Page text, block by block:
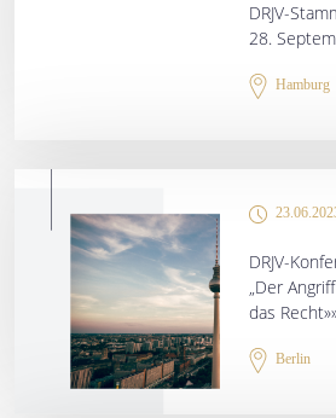
DRJV-
28.
Hamburg
DRJV-
„Der
das
Berlin